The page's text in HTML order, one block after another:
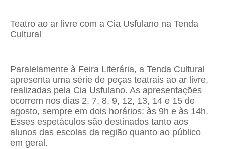
Teatro ao ar livre com a Cia Usfulano na Tenda
Cultural
Paralelamente à Feira Literária, a Tenda Cultural
apresenta uma série de peças teatrais ao ar livre,
realizadas pela Cia Usfulano. As apresentações
ocorrem nos dias 2, 7, 8, 9, 12, 13, 14 e 15 de
agosto, sempre em dois horários: às 9h e às 14h.
Esses espetáculos são destinados tanto aos
alunos das escolas da região quanto ao público
em geral.